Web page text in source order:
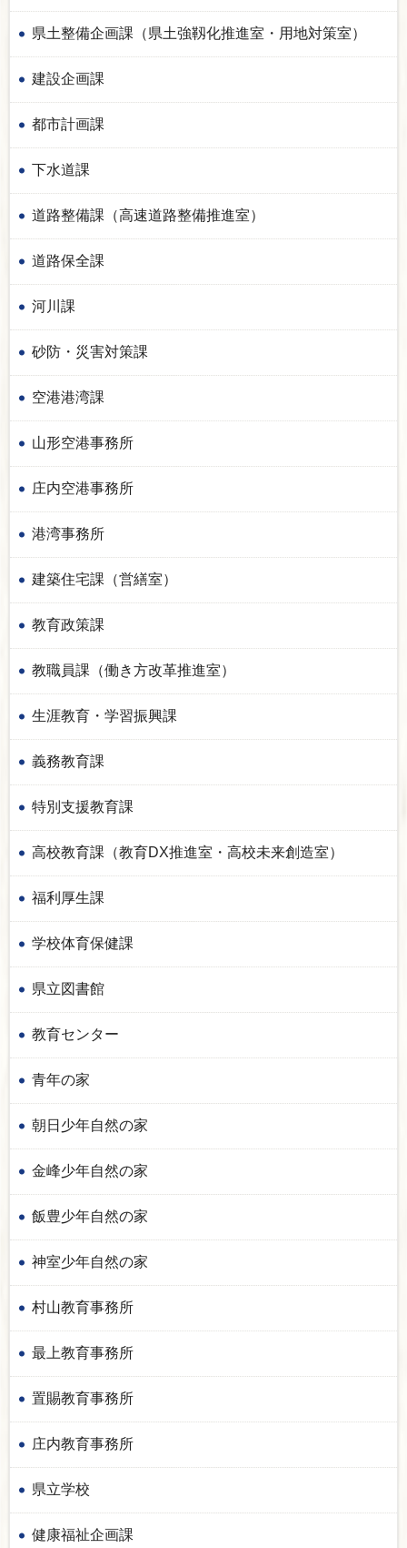
県土整備企画課（県土強靱化推進室・用地対策室）
建設企画課
都市計画課
下水道課
道路整備課（高速道路整備推進室）
道路保全課
河川課
砂防・災害対策課
空港港湾課
山形空港事務所
庄内空港事務所
港湾事務所
建築住宅課（営繕室）
教育政策課
教職員課（働き方改革推進室）
生涯教育・学習振興課
義務教育課
特別支援教育課
高校教育課（教育DX推進室・高校未来創造室）
福利厚生課
学校体育保健課
県立図書館
教育センター
青年の家
朝日少年自然の家
金峰少年自然の家
飯豊少年自然の家
神室少年自然の家
村山教育事務所
最上教育事務所
置賜教育事務所
庄内教育事務所
県立学校
健康福祉企画課